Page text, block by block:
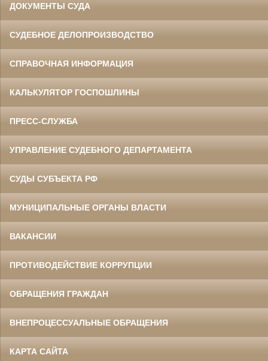
ДОКУМЕНТЫ СУДА
СУДЕБНОЕ ДЕЛОПРОИЗВОДСТВО
СПРАВОЧНАЯ ИНФОРМАЦИЯ
КАЛЬКУЛЯТОР ГОСПОШЛИНЫ
ПРЕСС-СЛУЖБА
УПРАВЛЕНИЕ СУДЕБНОГО ДЕПАРТАМЕНТА
СУДЫ СУБЪЕКТА РФ
МУНИЦИПАЛЬНЫЕ ОРГАНЫ ВЛАСТИ
ВАКАНСИИ
ПРОТИВОДЕЙСТВИЕ КОРРУПЦИИ
ОБРАЩЕНИЯ ГРАЖДАН
ВНЕПРОЦЕССУАЛЬНЫЕ ОБРАЩЕНИЯ
КАРТА САЙТА